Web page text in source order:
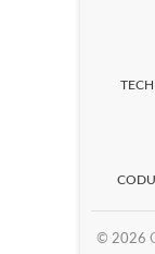
TECH
© 2026